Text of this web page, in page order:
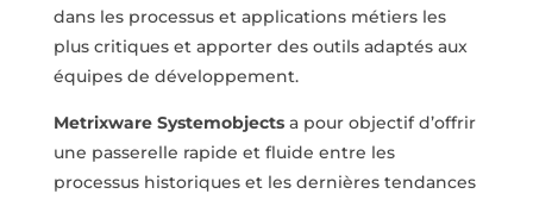
dans les processus et applications métiers les
plus critiques et apporter des outils adaptés aux
équipes de développement.
Metrixware Systemobjectsa pour objectif d’offrir
une passerelle rapide et fluide entre les
processus historiques et les dernières tendances